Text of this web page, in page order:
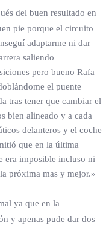
del buen resultado en
pie porque el circuito
adaptarme ni dar
saliendo
pero bueno Rafa
el puente
tras tener que cambiar el
bien alineado y a cada
delanteros y el coche
que en la última
era imposible incluso ni
próxima mas y mejor.»
ya que en la
y apenas pude dar dos